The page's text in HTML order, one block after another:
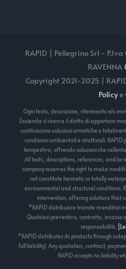
RAPID | Pellegrino Srl -
RAVENNA
Copyright 2021-2025 |
Policye
Ogni testo, descrizione, riferimento e/o
L'azienda si riserva il diritto di apportare
costituiscono soluzioni ermetiche o
condizioni ambientali e strutturali.
tempestivo, offrendo soluzioni che
All texts, descriptions, references, and/
company reserves the right to make
not constitute hermetic or totally
environmental and structural conditions.
intervention, offering solutions that
*RAPID distribuisce tramite rivenditori
Qualsiasi preventivo, contratto, incasso
responsabilità.
*RAPID distributes its products through
full liability). Any quotation, contract,
RAPID accepts no liability